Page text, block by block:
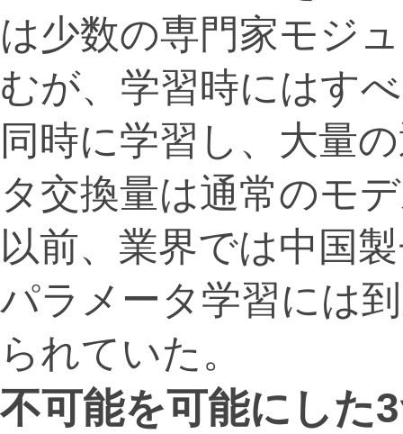
は少数の専門家モジ
むが、学習時にはす
同時に学習し、大量
タ交換量は通常のモ
以前、業界では中国
パラメータ学習には
られていた。
不可能を可能にした